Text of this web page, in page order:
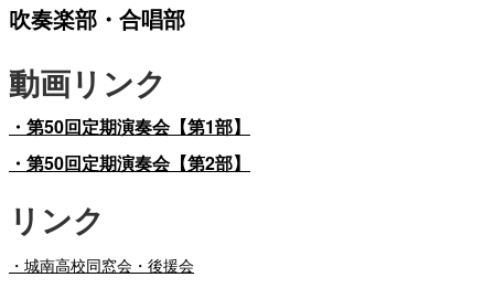
吹奏楽部・合唱部
動画リンク
・第50回定期演奏会【第1部】
・第50回定期演奏会【第2部】
リンク
・ 城南高校同窓会・後援会